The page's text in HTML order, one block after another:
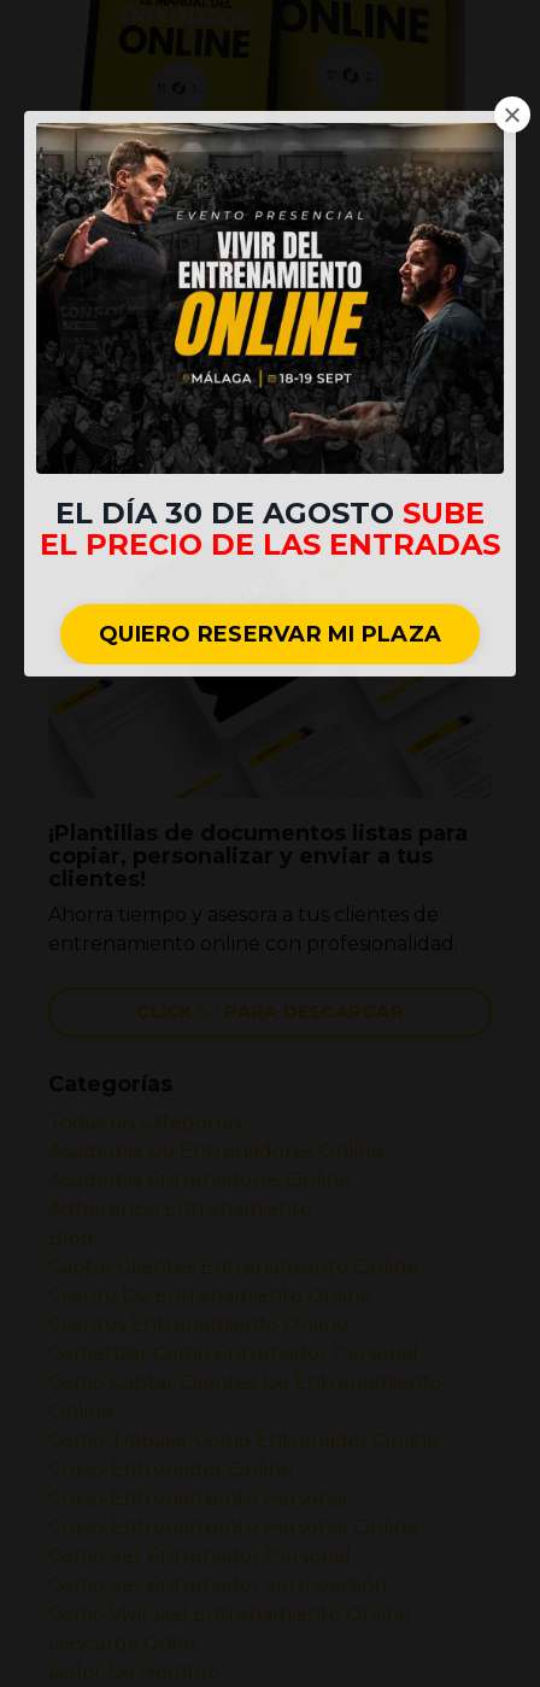
El Manual del Entrenador Online
Descubre cómo dar tus primeros pasos como
entrenador online
CONSIGUE TU COPIA AHORA
Ahorra tiempo y asesora a tus clientes de
entrenamiento online con profesionalidad.
CLICK 👉🏼 PARA DESCARGAR
Todas las categorías
Academia De Entrenadores Online
Academia Entrenadores Online
Adherencia Entrenamiento
Blog
Captar Clientes Entrenamiento Online
Cliente De Entrenamiento Online
Clientes Entrenamiento Online
Comenzar Como Entrenador Personal
Como Captar Clientes De Entrenamiento
Online
Como Trabajar Como Entrenador Online
Curso Entrenador Online
Curso Entrenamiento Personal
Curso Entrenamiento Personal Online
Cómo Ser Entrenador Personal
Cómo Ser Entrenador Sin Inversión
Cómo Vivir Del Entrenamiento Online
Descarga Gratis
Dolor De Hombro
EL DÍA 30 DE AGOSTO SUBE
EL PRECIO DE LAS ENTRADAS
QUIERO RESERVAR MI PLAZA